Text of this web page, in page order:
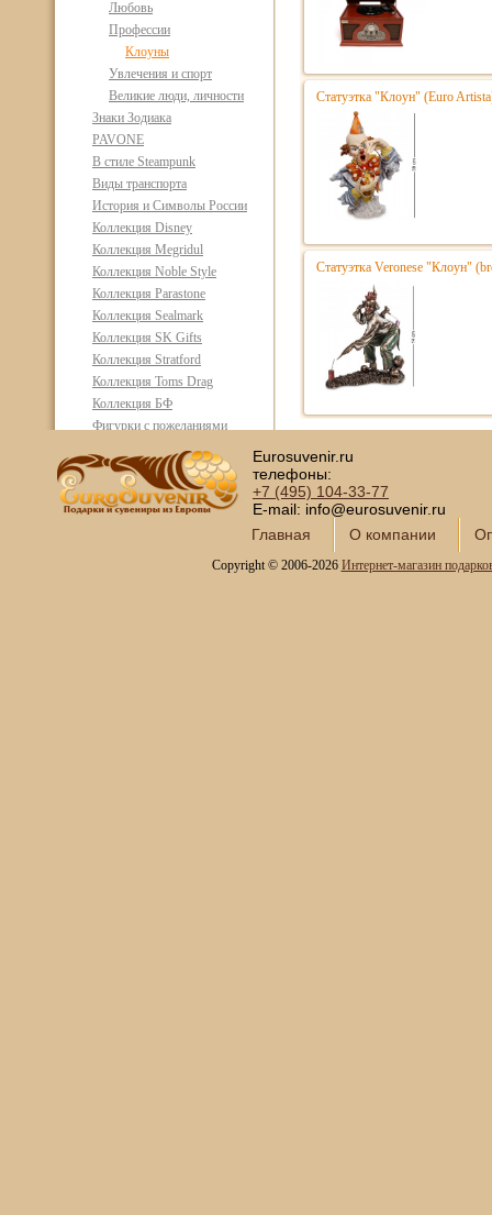
Любовь
Профессии
Клоуны
Увлечения и спорт
Великие люди, личности
Знаки Зодиака
PAVONE
В стиле Steampunk
Виды транспорта
История и Символы России
Коллекция Disney
Коллекция Megridul
Коллекция Noble Style
Коллекция Parastone
Коллекция Sealmark
Коллекция SK Gifts
Коллекция Stratford
Коллекция Toms Drag
Коллекция БФ
Фигурки с пожеланиями
Маски венецианские
Статуэтки Фен Шуй
Фэнтези тематика
Декор для интерьера
Вазы декоративные
Статуэтка "Клоун" (Euro
Статуэтка Veronese "Клоун"
Eurosuvenir.ru
телефоны:
+7 (495) 104-33-77
E-mail: info@eurosuvenir.ru
Главная
О компании
Copyright © 2006-2026 Интернет-магазин